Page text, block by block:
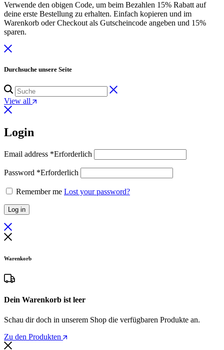
Verwende den obigen Code, um beim Bezahlen 15% Rabatt auf
deine erste Bestellung zu erhalten. Einfach kopieren und im
Warenkorb oder Checkout als Gutscheincode angeben und 15%
sparen.
Durchsuche unsere Seite
View all
Login
Email address *Erforderlich
Password *Erforderlich
Remember me Lost your password?
Log in
Warenkorb
Dein Warenkorb ist leer
Schau dir doch in unserem Shop die verfügbaren Produkte an.
Zu den Produkten